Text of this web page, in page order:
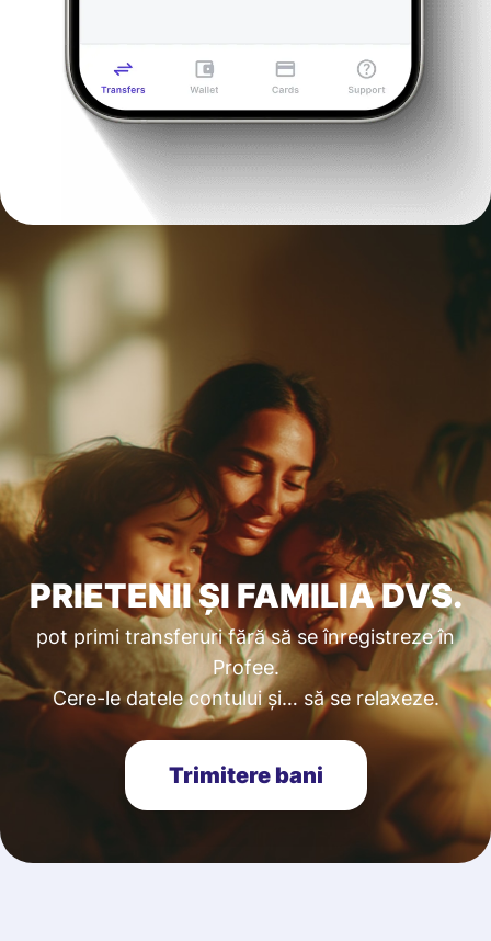
PRIETENII ȘI FAMILIA DVS.
pot primi transferuri fără să se înregistreze în
Profee.
Cere-le datele contului și… să se relaxeze.
Trimitere bani